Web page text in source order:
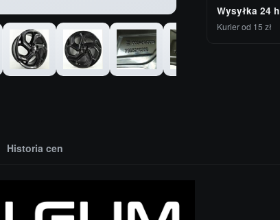
Wysyłka 24 h
Kurier od 15 zł
Historia cen